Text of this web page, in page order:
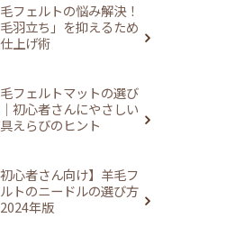
フェルトの悩み解決！
毛羽立ち」を抑えるため
上げ術
フェルトマットの選び
初心者さんにやさしい
えらびのヒント
初心者さん向け】羊毛フ
トのニードルの選び方
2024年版